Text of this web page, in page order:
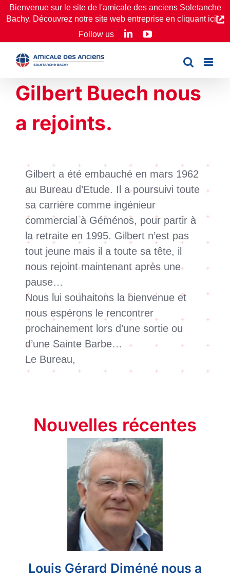
Passer
au
Bienvenue sur le site de l'amicale des anciens Soletanche
Bachy. Découvrez notre site web entreprise en cliquant ici
Follow us
LinkedInYouTube
Gilbert Buech nous
a rejoints.
Gilbert a été embauché en mars 1962
au Bureau d’Etude. Il a poursuivi toute
sa carrière comme ingénieur
commercial à Géménos, pour partir à
la retraite en 1995. Gilbert n’est pas
tout jeune mais il a toute sa tête, il
nous rejoint maintenant après une
pause…
Nous lui souhaitons la bienvenue et
nous espérons le rencontrer
prochainement lors d’une sortie ou
d’une Sainte Barbe…
Le Bureau,
Nouvelles récentes
Louis Gérard Diméné nous a